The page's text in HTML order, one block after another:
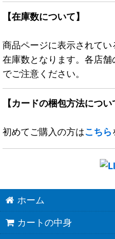
【在庫数について】
商品ページに表示されて
在庫数となります。各店
でご注意ください。
【カードの梱包方法につい
初めてご購入の方はこちら
ホーム
カートの中身